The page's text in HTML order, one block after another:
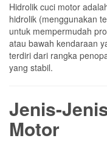
Hidrolik cuci motor
hidrolik (menggunakan
untuk mempermudah
atau bawah kendaraan
terdiri dari rangka
yang stabil.
Jenis-
Motor